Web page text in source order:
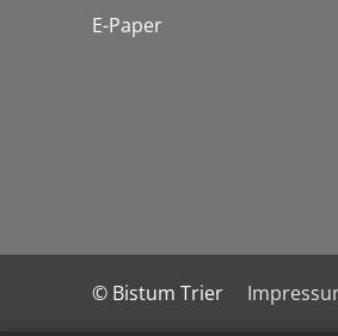
E-Paper
© Bistum Trier